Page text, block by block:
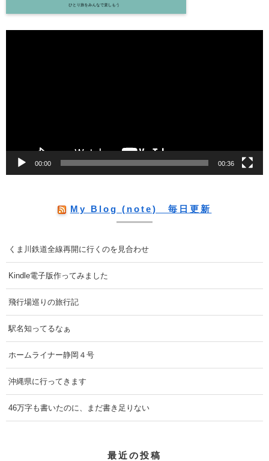
00:00 00:36
My Blog (note) 毎日更新
くま川鉄道全線再開に行くのを見合わせ
Kindle電子版作ってみました
飛行場巡りの旅行記
駅名知ってるなぁ
ホームライナー静岡４号
沖縄県に行ってきます
46万字も書いたのに、まだ書き足りない
最近の投稿